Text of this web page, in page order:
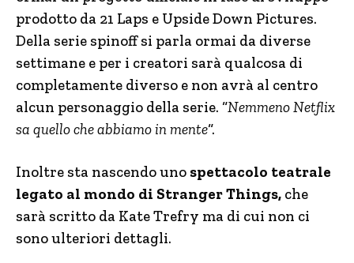
prodotto da 21 Laps e Upside Down Pictures.
Della serie spinoff si parla ormai da diverse
settimane e per i creatori sarà qualcosa di
completamente diverso e non avrà al centro
alcun personaggio della serie. “Nemmeno Netflix
sa quello che abbiamo in mente“.
Inoltre sta nascendo uno spettacolo teatrale
legato al mondo di Stranger Things, che
sarà scritto da Kate Trefry ma di cui non ci
sono ulteriori dettagli.